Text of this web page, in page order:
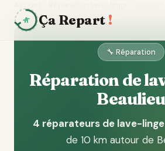
Ça Repart !
🔧 Réparation
Réparation de
Beaulieu
4 réparateurs de lave-linge
de 10 km autour de